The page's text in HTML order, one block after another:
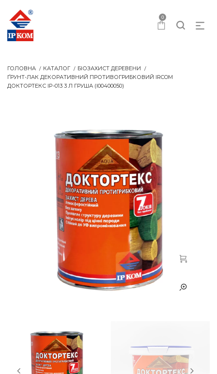
0
ГОЛОВНА КАТАЛОГ
БІОЗАХИСТ ДЕРЕВЕНИ
ҐРУНТ-ЛАК ДЕКОРАТИВНИЙ ПРОТИВОГРИБКОВИЙ IRCOM
ДОКТОРТЕКС IP-013 3 Л ГРУША (I00400050)